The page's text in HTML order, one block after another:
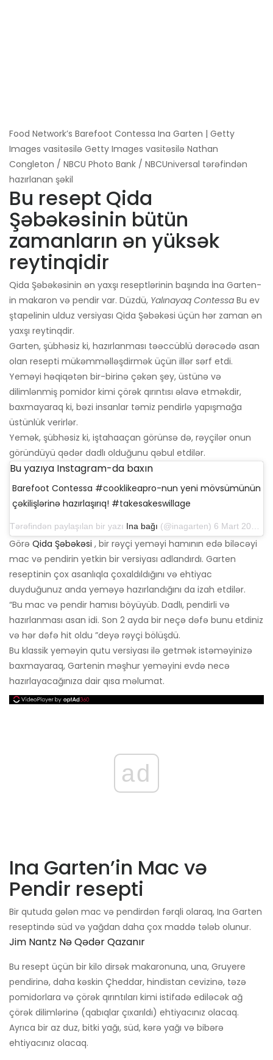
Food Network’s Barefoot Contessa Ina Garten | Getty
Images vasitəsilə Getty Images vasitəsilə Nathan
Congleton / NBCU Photo Bank / NBCUniversal tərəfindən
hazırlanan şəkil
Bu resept Qida
Şəbəkəsinin bütün
zamanların ən yüksək
reytinqidir
Qida Şəbəkəsinin ən yaxşı reseptlərinin başında İna Garten-
in makaron və pendir var. Düzdü, Yalınayaq Contessa Bu ev
ştapelinin ulduz versiyası Qida Şəbəkəsi üçün hər zaman ən
yaxşı reytinqdir.
Garten, şübhəsiz ki, hazırlanması təəccüblü dərəcədə asan
olan resepti mükəmməlləşdirmək üçün illər sərf etdi.
Yeməyi həqiqətən bir-birinə çəkən şey, üstünə və
dilimlənmiş pomidor kimi çörək qırıntısı əlavə etməkdir,
baxmayaraq ki, bəzi insanlar təmiz pendirlə yapışmağa
üstünlük verirlər.
Yemək, şübhəsiz ki, iştahaaçan görünsə də, rəyçilər onun
göründüyü qədər dadlı olduğunu qəbul etdilər.
Bu yazıya Instagram-da baxın
Barefoot Contessa #cooklikeapro-nun yeni mövsümünün
çəkilişlərinə hazırlaşırıq! #takesakeswillage
Tərəfindən paylaşılan bir yazı Ina bağı (@inagarten) 6 Mart 2019-cu il tarixində, saat 9: 00-da PST
Görə Qida Şəbəkəsi , bir rəyçi yeməyi hamının edə biləcəyi
mac və pendirin yetkin bir versiyası adlandırdı. Garten
reseptinin çox asanlıqla çoxaldıldığını və ehtiyac
duyduğunuz anda yeməyə hazırlandığını da izah etdilər.
“Bu mac və pendir hamısı böyüyüb. Dadlı, pendirli və
hazırlanması asan idi. Son 2 ayda bir neçə dəfə bunu etdiniz
və hər dəfə hit oldu ”deyə rəyçi bölüşdü.
Bu klassik yeməyin qutu versiyası ilə getmək istəməyinizə
baxmayaraq, Gartenin məşhur yeməyini evdə necə
hazırlayacağınıza dair qısa məlumat.
ad
Ina Garten’in Mac və
Pendir resepti
Bir qutuda gələn mac və pendirdən fərqli olaraq, Ina Garten
reseptində süd və yağdan daha çox maddə tələb olunur.
Jim Nantz Nə Qədər Qazanır
Bu resept üçün bir kilo dirsək makaronuna, una, Gruyere
pendirinə, daha kəskin Çheddar, hindistan cevizinə, təzə
pomidorlara və çörək qırıntıları kimi istifadə ediləcək ağ
çörək dilimlərinə (qabıqlar çıxarıldı) ehtiyacınız olacaq.
Ayrıca bir az duz, bitki yağı, süd, kərə yağı və bibərə
ehtiyacınız olacaq.